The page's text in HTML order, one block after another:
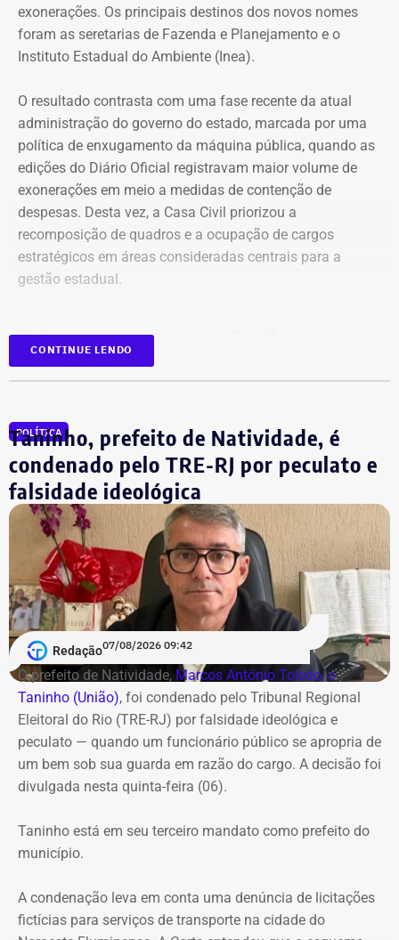
exonerações. Os principais destinos dos novos nomes
foram as seretarias de Fazenda e Planejamento e o
Instituto Estadual do Ambiente (Inea).
O resultado contrasta com uma fase recente da atual
administração do governo do estado, marcada por uma
política de enxugamento da máquina pública, quando as
edições do Diário Oficial registravam maior volume de
exonerações em meio a medidas de contenção de
despesas. Desta vez, a Casa Civil priorizou a
recomposição de quadros e a ocupação de cargos
estratégicos em áreas consideradas centrais para a
gestão estadual.
Três casas, o mesmo destino
O principal destaque desta manhã teve destino definido:
que concentraram a maior parte das nomeações.
Campeã absoluta do dia, a Secretaria de Estado de
Planejamento e Gestão recebeu 11 nomeações e 3
exonerações. O reforço abrange desde funções
operacionais de assistente até postos estratégicos de
assessor e coordenador.
Na Secretaria de Estado de Fazenda, foram publicadas 8
nomeações contra apenas 1 exoneração. A
movimentação na pasta foi impulsionada pela aplicação
de decretos de reestruturação organizacional,
promovendo novos chefes de departamento, assessores
e assistentes técnicos.
Também na onda das nomeações, o Inea foi um dos
destinos da rodada de mudanças, com cinco novos
litoral e ações na Baía de Guanabara e Região dos Lagos
—, e apenas uma exoneração registrada. Além disso, o
Costa dos Santos na Diretoria de Segurança da
Informação do Proderj, e a reorganização da Corregedoria
CONTINUE LENDO
POLÍTICA
Taninho, prefeito de Natividade, é
condenado pelo TRE-RJ por peculato e
falsidade ideológica
Redação07/08/2026 09:42
O prefeito de Natividade, Marcos Antônio Toledo, o
Taninho (União), foi condenado pelo Tribunal Regional
Eleitoral do Rio (TRE-RJ) por falsidade ideológica e
peculato — quando um funcionário público se apropria de
um bem sob sua guarda em razão do cargo. A decisão foi
divulgada nesta quinta-feira (06).
Taninho está em seu terceiro mandato como prefeito do
município.
A condenação leva em conta uma denúncia de licitações
fictícias para serviços de transporte na cidade do